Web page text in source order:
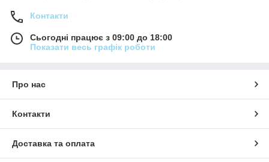
Контакти
Сьогодні працює з 09:00 до 18:00
Показати весь графік роботи
Про нас
Контакти
Доставка та оплата